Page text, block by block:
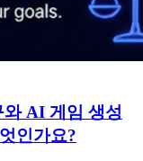
AI 게임 생성
인가요?